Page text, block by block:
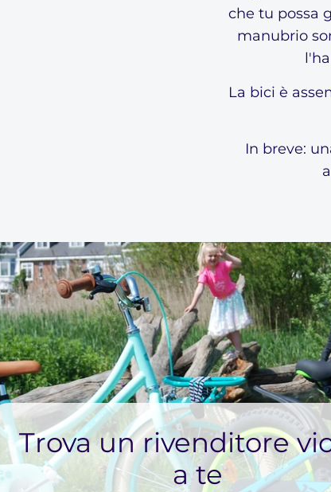
che tu possa
manubrio
La bici è
In breve:
Trova un rivenditore
a te
. Please select your
SHOP NOW